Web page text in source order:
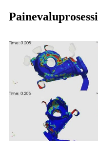
Painevaluprosessi